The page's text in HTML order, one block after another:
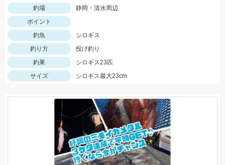
釣場
静岡・清水周辺
ポイント
釣魚
シロギス
釣り方
投げ釣り
釣果
シロギス23匹
サイズ
シロギス最大23cm